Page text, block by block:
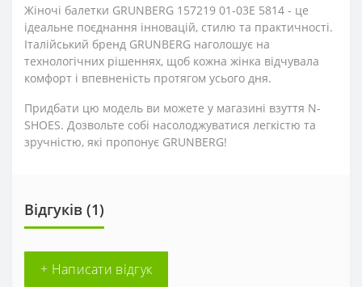
Жіночі балетки GRUNBERG 157219 01-03E 5814 - це
ідеальне поєднання інновацій, стилю та практичності.
Італійський бренд GRUNBERG наголошує на
технологічних рішеннях, щоб кожна жінка відчувала
комфорт і впевненість протягом усього дня.
Придбати цю модель ви можете у магазині взуття N-
SHOES. Дозвольте собі насолоджуватися легкістю та
зручністю, які пропонує GRUNBERG!
Відгуків (1)
+ Написати відгук